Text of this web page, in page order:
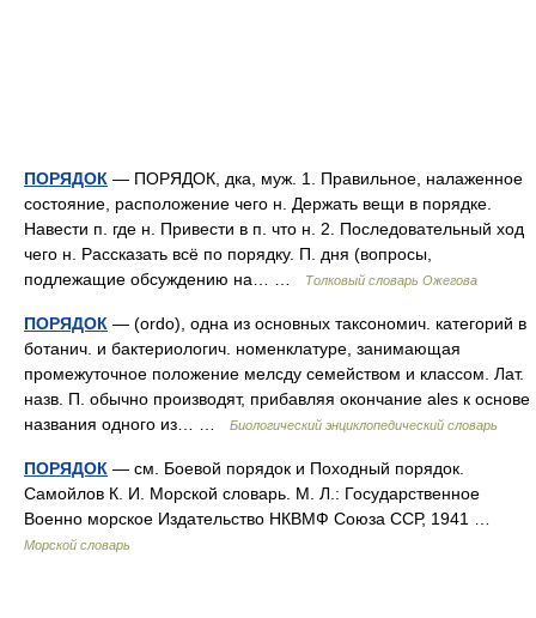
ПОРЯДОК — ПОРЯДОК, дка, муж. 1. Правильное, налаженное
состояние, расположение чего н. Держать вещи в порядке.
Навести п. где н. Привести в п. что н. 2. Последовательный ход
чего н. Рассказать всё по порядку. П. дня (вопросы,
подлежащие обсуждению на… …
Толковый словарь Ожегова
ПОРЯДОК — (ordo), одна из основных таксономич. категорий в
ботанич. и бактериологич. номенклатуре, занимающая
промежуточное положение мелсду семейством и классом. Лат.
назв. П. обычно производят, прибавляя окончание ales к основе
названия одного из… …
Биологический энциклопедический словарь
ПОРЯДОК — см. Боевой порядок и Походный порядок.
Самойлов К. И. Морской словарь. М. Л.: Государственное
Военно морское Издательство НКВМФ Союза ССР, 1941 …
Морской словарь